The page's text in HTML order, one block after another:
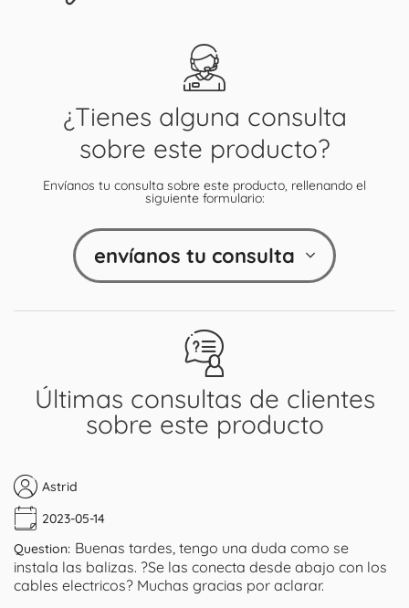
Últimas consultas de clientes
sobre este producto
Astrid
2023-05-14
Question: Buenas tardes, tengo una duda como se
instala las balizas. ?Se las conecta desde abajo con los
cables electricos? Muchas gracias por aclarar.
¿Tienes alguna consulta
sobre este producto?
Envíanos tu consulta sobre este producto, rellenando el
siguiente formulario:
envíanos tu consulta